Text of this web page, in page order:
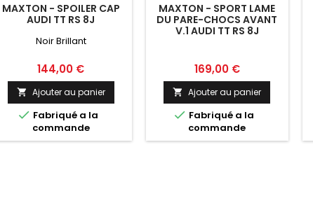
MAXTON - SPOILER CAP
AUDI TT RS 8J
Noir Brillant
Prix
144,00 €
 Ajouter au panier
 Fabriqué a la
commande
MAXTON - SPORT LAME
DU PARE-CHOCS AVANT
V.1 AUDI TT RS 8J
Prix
169,00 €
 Ajouter au panier
 Fabriqué a la
commande